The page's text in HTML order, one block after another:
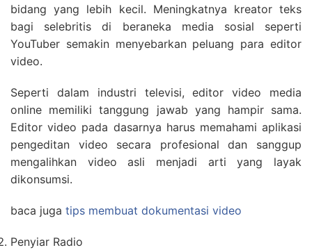
bidang yang lebih kecil. Meningkatnya kreator teks
bagi selebritis di beraneka media sosial seperti
YouTuber semakin menyebarkan peluang para editor
video.
Seperti dalam industri televisi, editor video media
online memiliki tanggung jawab yang hampir sama.
Editor video pada dasarnya harus memahami aplikasi
pengeditan video secara profesional dan sanggup
mengalihkan video asli menjadi arti yang layak
dikonsumsi.
baca juga tips membuat dokumentasi video
Penyiar Radio